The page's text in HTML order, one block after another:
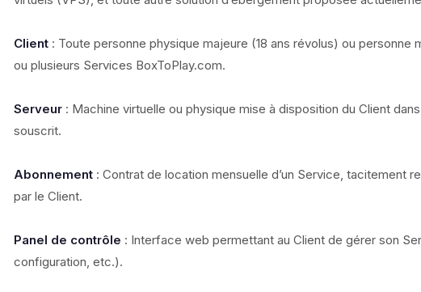
Client: Toute personne physique majeure (18 ans révolus) ou personne
ou plusieurs Services BoxToPlay.com.
Serveur: Machine virtuelle ou physique mise à disposition du Client
souscrit.
Abonnement: Contrat de location mensuelle d’un Service, tacitement
par le Client.
Panel de contrôle : Interface web permettant au Client de gérer son
configuration, etc.).